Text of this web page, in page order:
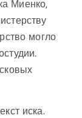
Миенко,
могло
иска.